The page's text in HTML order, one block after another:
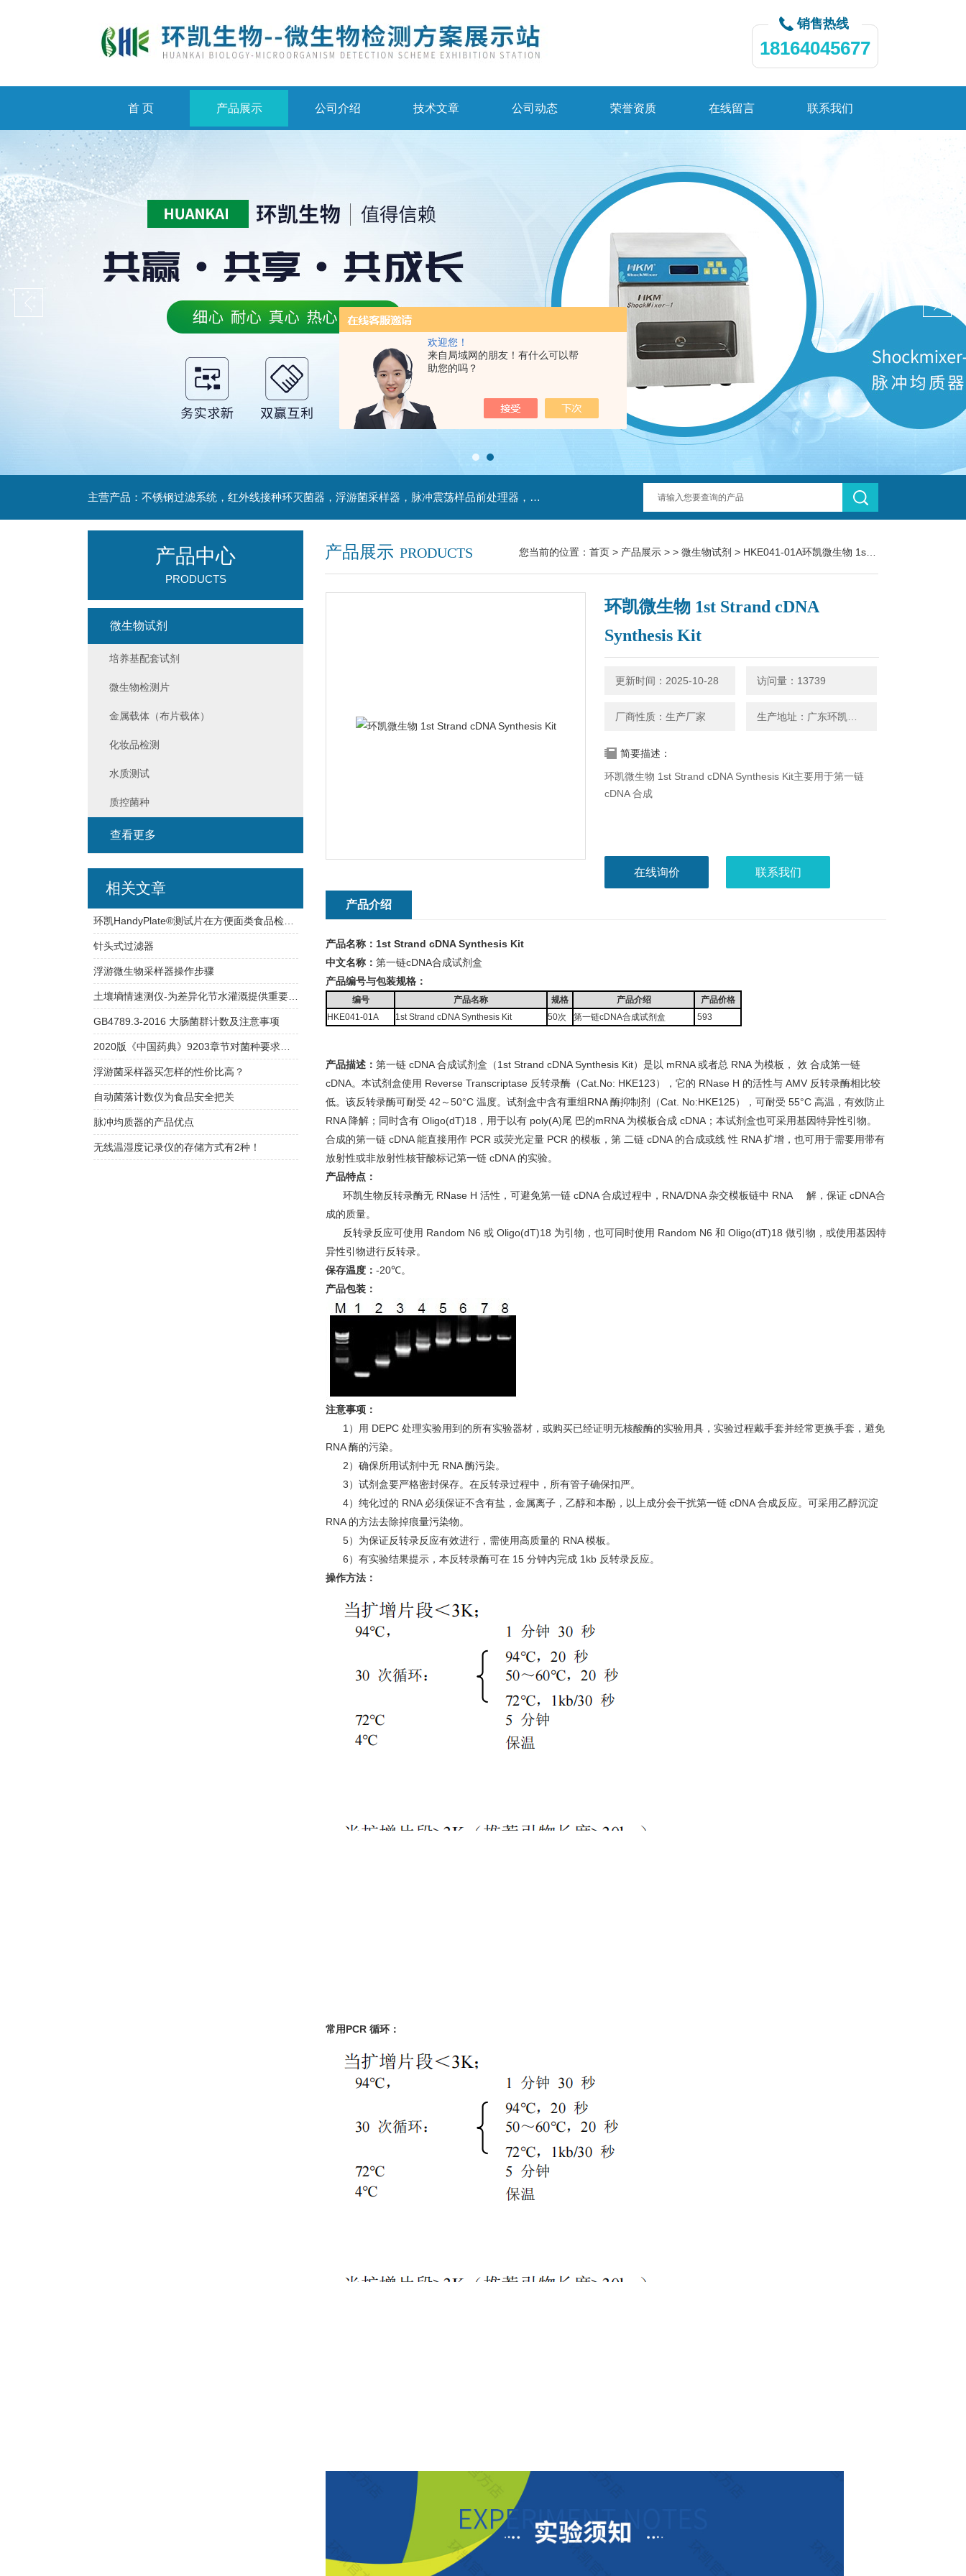
欢迎您！
来自局域网的朋友！有什么可以帮
助您的吗？
销售热线
18164045677
首 页 产品展示 公司介绍 技术文章 公司动态 荣誉资质 在线留言 联系我们
主营产品：不锈钢过滤系统，红外线接种环灭菌器，浮游菌采样器，脉冲震荡样品前处理器，数字化智能电热鼓风干燥箱，数字化智能电热恒温培养箱，实验室设备及环境温湿度监测系统，洁净工作台等实验设仪器设备。
产品展示 PRODUCTS 您当前的位置： 首页 > 产品展示 > > 微生物试剂 > HKE041-01A环凯微生物 1st Strand cDNA Synthesis Kit
环凯微生物 1st Strand cDNA
Synthesis Kit
更新时间：2025-10-28 访问量：13739
厂商性质：生产厂家
简要描述：
环凯微生物 1st Strand cDNA Synthesis Kit主要用于第一链
cDNA 合成
在线询价 联系我们
产品介绍
产品名称：1st Strand cDNA Synthesis Kit
中文名称： 第一链cDNA合成试剂盒
产品编号与包装规格：
编号 产品名称 规格 产品介绍
产品价格
HKE041-01A
1st Strand cDNA Synthesis Kit 50次 第一链cDNA合成试剂盒 593
产品描述： 第一链 cDNA 合成试剂盒（1st Strand cDNA Synthesis Kit）是以 mRNA 或者总 RNA 为模板， 效 合成第一链
cDNA。本试剂盒使用 Reverse Transcriptase 反转录酶（Cat.No: HKE123），它的 RNase H 的活性与 AMV 反转录酶相比较
低。该反转录酶可耐受 42～50°C 温度。试剂盒中含有重组RNA 酶抑制剂（Cat. No:HKE125），可耐受 55°C 高温，有效防止
RNA 降解；同时含有 Oligo(dT)18，用于以有 poly(A)尾 巴的mRNA 为模板合成 cDNA；本试剂盒也可采用基因特异性引物。
合成的第一链 cDNA 能直接用作 PCR 或荧光定量 PCR 的模板，第 二链 cDNA 的合成或线 性 RNA 扩增，也可用于需要用带有
放射性或非放射性核苷酸标记第一链 cDNA 的实验。
产品特点：
环凯生物反转录酶无 RNase H 活性，可避免第一链 cDNA 合成过程中，RNA/DNA 杂交模板链中 RNA 解，保证 cDNA合
成的质量。
反转录反应可使用 Random N6 或 Oligo(dT)18 为引物，也可同时使用 Random N6 和 Oligo(dT)18 做引物，或使用基因特
异性引物进行反转录。
保存温度： -20℃。
产品包装：
注意事项：
1）用 DEPC 处理实验用到的所有实验器材，或购买已经证明无核酸酶的实验用具，实验过程戴手套并经常更换手套，避免
RNA 酶的污染。
2）确保所用试剂中无 RNA 酶污染。
3）试剂盒要严格密封保存。在反转录过程中，所有管子确保扣严。
4）纯化过的 RNA 必须保证不含有盐，金属离子，乙醇和本酚，以上成分会干扰第一链 cDNA 合成反应。可采用乙醇沉淀
RNA 的方法去除掉痕量污染物。
5）为保证反转录反应有效进行，需使用高质量的 RNA 模板。
6）有实验结果提示，本反转录酶可在 15 分钟内完成 1kb 反转录反应。
操作方法：
常用PCR 循环：
产品中心
PRODUCTS
微生物试剂
培养基配套试剂
微生物检测片
金属载体（布片载体）
化妆品检测
水质测试
质控菌种
查看更多
相关文章
针头式过滤器
浮游微生物采样器操作步骤
土壤墒情速测仪-为差异化节水灌溉提供重要依据
GB4789.3-2016 大肠菌群计数及注意事项
2020版《中国药典》9203章节对菌种要求解读
浮游菌采样器买怎样的性价比高？
自动菌落计数仪为食品安全把关
脉冲均质器的产品优点
无线温湿度记录仪的存储方式有2种！